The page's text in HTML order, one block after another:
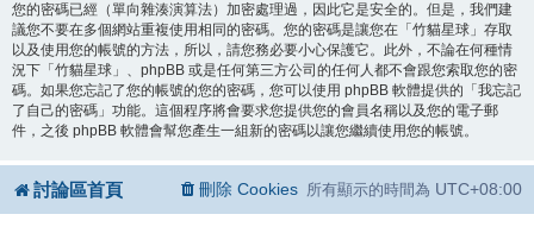
您的密碼已經（單向雜湊演算法）加密處理過，因此它是安全的。但是，我們建
議您不要在多個網站重複使用相同的密碼。您的密碼是讓您在「竹貓星球」存取
以及使用您的帳號的方法，所以，請您務必要小心保護它。此外，不論在何種情
況下「竹貓星球」、phpBB 或是任何第三方公司的任何人都不會跟您索取您的密
碼。如果您忘記了您的帳號的您的密碼，您可以使用 phpBB 軟體提供的「我忘記
了自己的密碼」功能。這個程序將會要求您提供您的會員名稱以及您的電子郵
件，之後 phpBB 軟體會幫您產生一組新的密碼以讓您繼續使用您的帳號。
討論區首頁 所有顯示的時間為 UTC+08:00
刪除 Cookies